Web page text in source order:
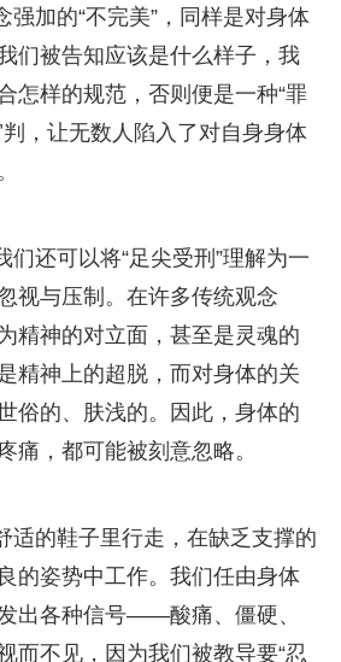
强加的“不完美”，同样是对身体
们被告知应该是什么样子，我
怎样的规范，否则便是一种“罪
，让无数人陷入了对自身身体
们还可以将“足尖受刑”理解为一
视与压制。在许多传统观念
精神的对立面，甚至是灵魂的
精神上的超脱，而对身体的关
俗的、肤浅的。因此，身体的
痛，都可能被刻意忽略。
适的鞋子里行走，在缺乏支撑的
的姿势中工作。我们任由身体
出各种信号——酸痛、僵硬、
而不见，因为我们被教导要“忍